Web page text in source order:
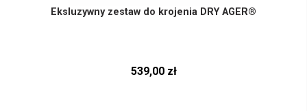
Eksluzywny zestaw do krojenia DRY AGER®
539,00 zł